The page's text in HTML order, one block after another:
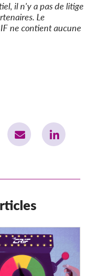
il n'y a pas de litige
Le
ne contient aucune